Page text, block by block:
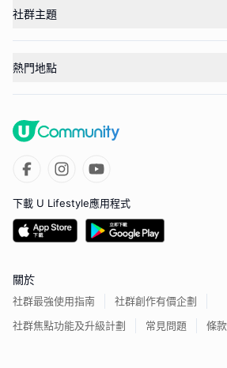
社群主題
熱門地點
下載 U Lifestyle應用程式
關於
社群最強使用指南
社群創作有價企劃
社群焦點功能及升級計劃
常見問題 條